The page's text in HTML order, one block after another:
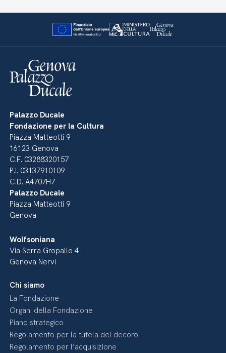
Palazzo Ducale
Fondazione per la Cultura
Piazza Matteotti 9
16123 Genova
C.F. 03288320157
P.I. 03137910109
C.D. A4707H7
Palazzo Ducale
Piazza Matteotti 9
Genova
Wolfsoniana
Via Serra Gropallo 4
Genova Nervi
Chi siamo
La Fondazione
Organi della Fondazione
Piano strategico
Regolamento per la tutela del decoro
Regolamento per l’acquisizione